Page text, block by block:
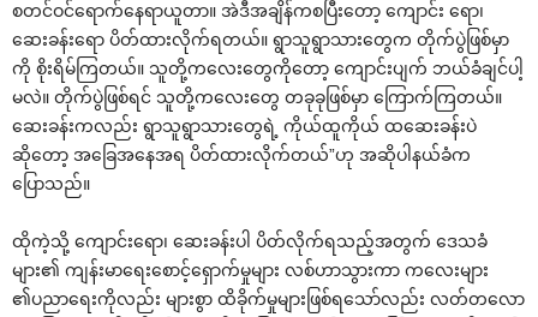
စတင်ဝင်‌ရောက်‌နေရာယူတာ။ အဲဒီအချိန်ကစပြီး‌တော့ ‌ကျောင်း ‌ရော၊
‌ဆေးခန်း‌ရော ပိတ်ထားလိုက်ရတယ်။ ရွာသူရွာသား‌တွေက တိုက်ပွဲဖြစ်မှာ
ကို စိုးရိမ်ကြတယ်။ သူတို့က‌လေး‌တွေကို‌တော့ ‌ကျောင်းပျက် ဘယ်ခံချင်ပါ့
မလဲ။ တိုက်ပွဲဖြစ်ရင် သူတို့က‌လေး‌တွေ တခုခုဖြစ်မှာ ‌ကြောက်ကြတယ်။
‌ဆေးခန်းကလည်း ရွာသူရွာသား‌တွေရဲ့ ကိုယ်ထူကိုယ် ထ‌ဆေးခန်းပဲ
ဆို‌တော့ အ‌ခြေအ‌နေအရ ပိတ်ထားလိုက်တယ်”ဟု အဆိုပါနယ်ခံက
‌ပြောသည်။
ထိုကဲ့သို့ ‌ကျောင်း‌ရော၊ ‌ဆေးခန်းပါ ပိတ်လိုက်ရသည့်အတွက် ‌ဒေသခံ
များ၏ ကျန်းမာ‌ရေး‌စောင့်‌ရှောက်မှုများ လစ်ဟာသွားကာ က‌လေးများ
၏ပညာ‌ရေးကိုလည်း များစွာ ထိခိုက်မှုများဖြစ်ရ‌သော်လည်း လတ်တ‌လော